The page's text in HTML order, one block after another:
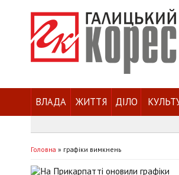
ВЛАДА ЖИТТЯ ДІЛО
Головна » графіки вимкнень